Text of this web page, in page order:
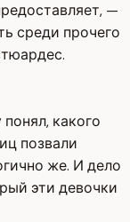
—
среди прочего
какого
позвали
же. И дело
эти девочки